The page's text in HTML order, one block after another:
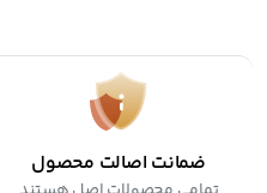
ضمانت اصالت محصول